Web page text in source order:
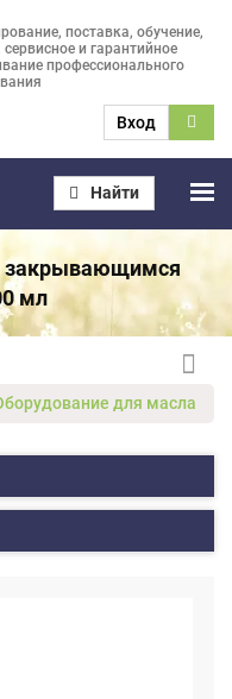
поставка, обучение,
и гарантийное
профессионального
Вход
Найти
закрывающимся
мл
для масла